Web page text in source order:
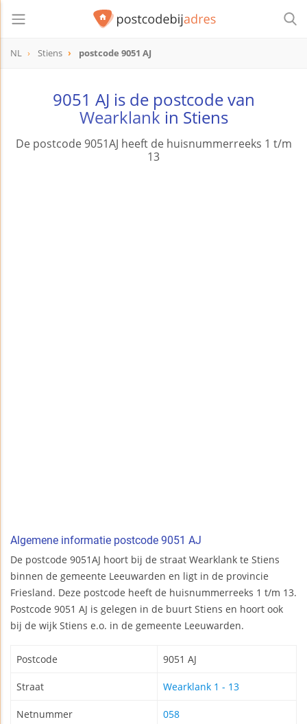
NL Stiens postcode 9051 AJ
9051 AJ is de postcode van
Wearklank in Stiens
De postcode 9051AJ heeft de huisnummerreeks 1 t/m
13
Algemene informatie postcode 9051 AJ
De postcode 9051AJ hoort bij de straat Wearklank te Stiens
binnen de gemeente Leeuwarden en ligt in de provincie
Friesland. Deze postcode heeft de huisnummerreeks 1 t/m 13.
Postcode 9051 AJ is gelegen in de buurt Stiens en hoort ook
bij de wijk Stiens e.o. in de gemeente Leeuwarden.
Postcode 9051 AJ
Straat Wearklank 1 - 13
Netnummer 058